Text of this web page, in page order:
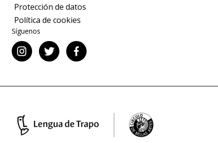
Protección de datos
Política de cookies
Síguenos